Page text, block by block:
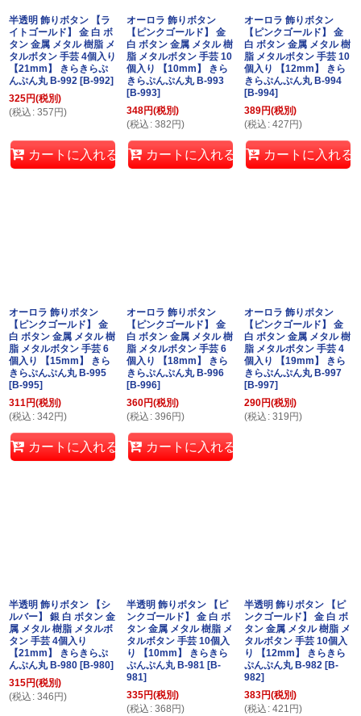
半透明 飾りボタン 【ラ
イトゴールド】 金 白 ボ
タン 金属 メタル 樹脂 メ
タルボタン 手芸 4個入り
【21mm】 きらきらぷ
んぷん丸 B-992 [B-992]
325円(税別)
(税込 : 357 円)
カートに入れる
オーロラ 飾りボタン
【ピンクゴールド】 金
白 ボタン 金属 メタル 樹
脂 メタルボタン 手芸 10
個入り 【10mm】 きら
きらぷんぷん丸 B-993
[B-993]
348円(税別)
(税込 : 382 円)
カートに入れる
オーロラ 飾りボタン
【ピンクゴールド】 金
白 ボタン 金属 メタル 樹
脂 メタルボタン 手芸 10
個入り 【12mm】 きら
きらぷんぷん丸 B-994
[B-994]
389円(税別)
(税込 : 427 円)
カートに入れる
オーロラ 飾りボタン
【ピンクゴールド】 金
白 ボタン 金属 メタル 樹
脂 メタルボタン 手芸 6
個入り 【15mm】 きら
きらぷんぷん丸 B-995
[B-995]
311円(税別)
(税込 : 342 円)
カートに入れる
オーロラ 飾りボタン
【ピンクゴールド】 金
白 ボタン 金属 メタル 樹
脂 メタルボタン 手芸 6
個入り 【18mm】 きら
きらぷんぷん丸 B-996
[B-996]
360円(税別)
(税込 : 396 円)
カートに入れる
オーロラ 飾りボタン
【ピンクゴールド】 金
白 ボタン 金属 メタル 樹
脂 メタルボタン 手芸 4
個入り 【19mm】 きら
きらぷんぷん丸 B-997
[B-997]
290円(税別)
(税込 : 319 円)
半透明 飾りボタン 【シ
ルバー】 銀 白 ボタン 金
属 メタル 樹脂 メタルボ
タン 手芸 4個入り
【21mm】 きらきらぷ
んぷん丸 B-980 [B-980]
315円(税別)
(税込 : 346 円)
半透明 飾りボタン 【ピ
ンクゴールド】 金 白 ボ
タン 金属 メタル 樹脂 メ
タルボタン 手芸 10個入
り 【10mm】 きらきら
ぷんぷん丸 B-981 [B-
981]
335円(税別)
(税込 : 368 円)
半透明 飾りボタン 【ピ
ンクゴールド】 金 白 ボ
タン 金属 メタル 樹脂 メ
タルボタン 手芸 10個入
り 【12mm】 きらきら
ぷんぷん丸 B-982 [B-
982]
383円(税別)
(税込 : 421 円)